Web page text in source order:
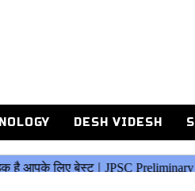
DESH VIDESH